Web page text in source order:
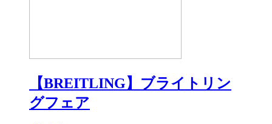
【BREITLING】ブライトリン
グフェア